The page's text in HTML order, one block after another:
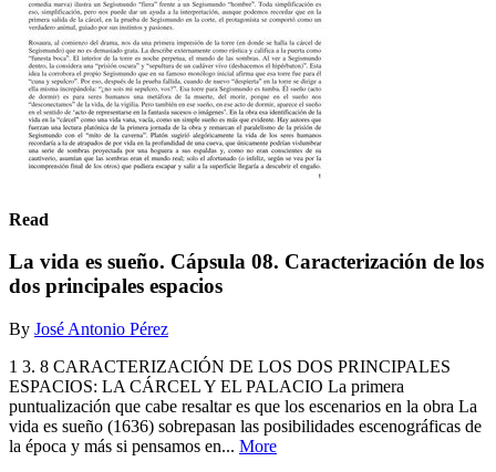
Read
La vida es sueño. Cápsula 08. Caracterización de los
dos principales espacios
By José Antonio Pérez
1 3. 8 CARACTERIZACIÓN DE LOS DOS PRINCIPALES
ESPACIOS: LA CÁRCEL Y EL PALACIO La primera
puntualización que cabe resaltar es que los escenarios en la obra La
vida es sueño (1636) sobrepasan las posibilidades escenográficas de
la época y más si pensamos en... More